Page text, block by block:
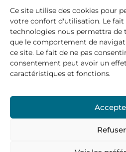
Ce site utilise des cookies pour
votre confort d'utilisation. Le fait
technologies nous permettra de
que le comportement de
ce site. Le fait de ne pas
consentement peut avoir un
caractéristiques et fonctions.
Refuser
A
Site officiel de la
Marche et Combraille en
Horaires
9:00 –
Vendredi: 9:00 –